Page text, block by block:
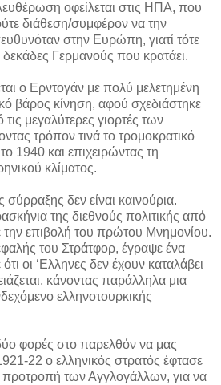
οφείλεται στις ΗΠΑ, που
διάθεση/συμφέρον να την
στην Ευρώπη, γιατί τότε
Γερμανούς που κρατάει.
ο Ερντογάν με πολύ μελετημένη
βάρος κίνηση, αφού σχεδιάστηκε
μεγαλύτερες γιορτές των
τρόπον τινά το τρομοκρατικό
1940 και επιχειρώντας τη
κλίματος.
σύρραξης δεν είναι καινούρια.
της διεθνούς πολιτικής από
επιβολή του πρώτου Μνημονίου.
του Στράτφορ, έγραψε ένα
οι ‘Ελληνες δεν έχουν καταλάβει
κάνοντας παράλληλα μια
ελληνοτουρκικής
φορές στο παρελθόν να μας
22 ο ελληνικός στρατός έφτασε
προτροπή των Αγγλογάλλων, για να